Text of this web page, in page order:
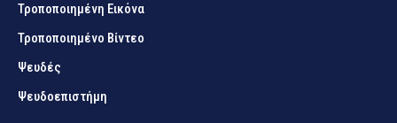
Τροποποιημένη Εικόνα
Τροποποιημένο Βίντεο
Ψευδές
Ψευδοεπιστήμη